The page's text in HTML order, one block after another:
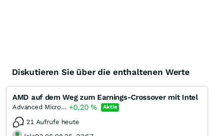
Diskutieren Sie über die enthaltenen Werte
AMD auf dem Weg zum Earnings-Crossover mit Intel
Advanced Micro Devices +0,20% Aktie
21 Aufrufe heute